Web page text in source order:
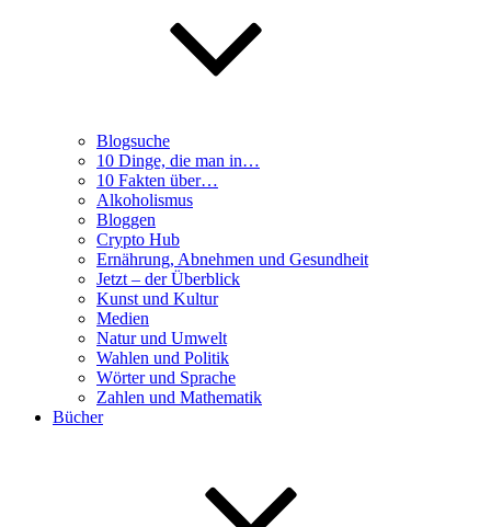
Blogsuche
10 Dinge, die man in…
10 Fakten über…
Alkoholismus
Bloggen
Crypto Hub
Ernährung, Abnehmen und Gesundheit
Jetzt – der Überblick
Kunst und Kultur
Medien
Natur und Umwelt
Wahlen und Politik
Wörter und Sprache
Zahlen und Mathematik
Bücher